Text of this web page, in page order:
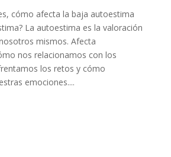
cómo afecta la baja autoestima
La autoestima es la valoración
mismos. Afecta
nos relacionamos con los
los retos y cómo
emociones....